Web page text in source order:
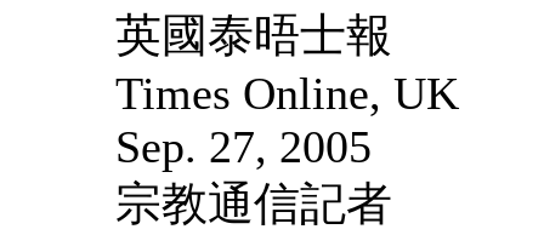
英國泰晤士報
Times Online, UK
Sep. 27, 2005
宗教通信記者